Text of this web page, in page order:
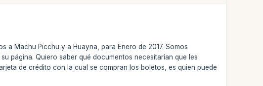
Machu Picchu y a Huayna, para Enero de 2017. Somos
página. Quiero saber qué documentos necesitarían que les
de crédito con la cual se compran los boletos, es quien puede